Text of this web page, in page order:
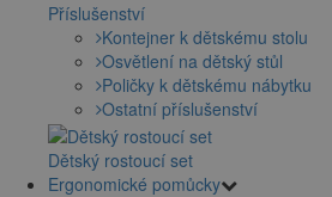
Příslušenství
Kontejner k dětskému stolu
Osvětlení na dětský stůl
Poličky k dětskému nábytku
Ostatní příslušenství
Dětský rostoucí set
Ergonomické pomůcky